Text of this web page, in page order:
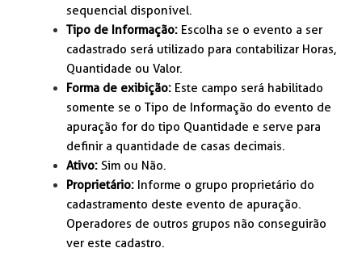
sequencial disponível.
Tipo de Informação: Escolha se o evento a ser
cadastrado será utilizado para contabilizar Horas,
Quantidade ou Valor.
Forma de exibição: Este campo será habilitado
somente se o Tipo de Informação do evento de
apuração for do tipo Quantidade e serve para
definir a quantidade de casas decimais.
Ativo:Sim ou Não.
Proprietário: Informe o grupo proprietário do
cadastramento deste evento de apuração.
Operadores de outros grupos não conseguirão
ver este cadastro.